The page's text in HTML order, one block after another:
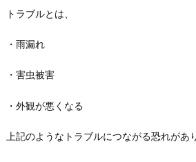
トラブルとは、
・雨漏れ
・害虫被害
・外観が悪くなる
上記のようなトラブルにつながる恐れがあ